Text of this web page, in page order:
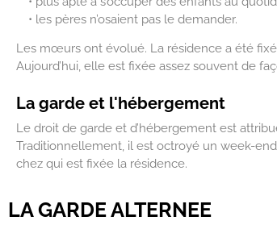
• les pères n’osaient pas le demander.
Les mœurs ont évolué. La résidence a été
Aujourd’hui, elle est fixée assez souvent de
La garde et l'hébergement
Le droit de garde et d’hébergement est
Traditionnellement, il est octroyé un week-
chez qui est fixée la résidence.
LA GARDE ALTERNEE